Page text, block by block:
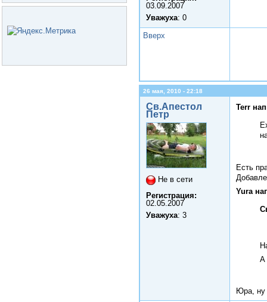
03.09.2007
Уважуха: 0
Вверх
26 мая, 2010 - 22:18
Св.Апестол
Петр
Не в сети
Регистрация:
02.05.2007
Уважуха: 3
Terr
Есть
Yura
А
Юра, ну